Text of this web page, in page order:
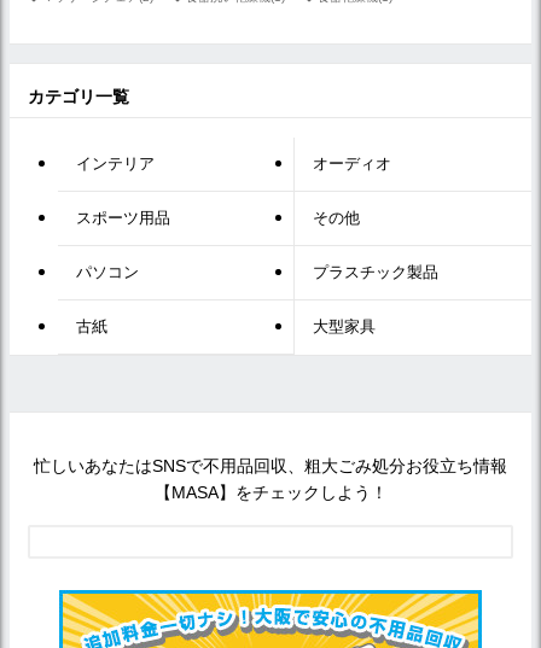
カテゴリ一覧
インテリア オーディオ
スポーツ用品 その他
パソコン プラスチック製品
古紙 大型家具
忙しいあなたはSNSで不用品回収、粗大ごみ処分お役立ち情報
【MASA】をチェックしよう！